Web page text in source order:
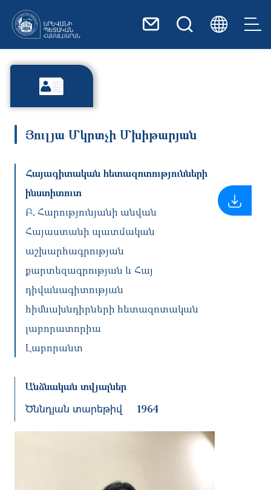
Յուլյա Մկրտչի Մխիթարյան
Հայագիտական հետազոտությունների
ինստիտուտ
Բ. Հարությունյանի անվան
Հայաստանի պատմական
աշխարհագրության
քարտեզագրության և Հայ
դիվանագիտության
հիմնախնդիրների հետազոտական
լաբորատորիա
Լաբորանտ
Անձնական տվյալներ
Ծննդյան տարեթիվ 1964